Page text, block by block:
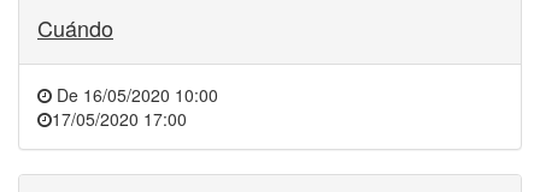
Cuándo
De 16/05/2020 10:00
17/05/2020 17:00